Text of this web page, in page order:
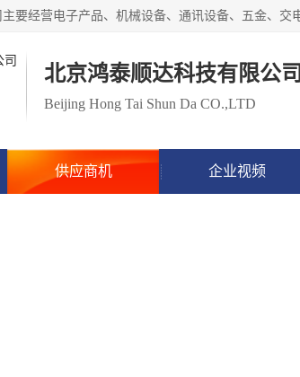
北京鸿泰顺达科技有限公司
Beijing Hong Tai Shun Da CO.,LTD
供应商机 企业视频